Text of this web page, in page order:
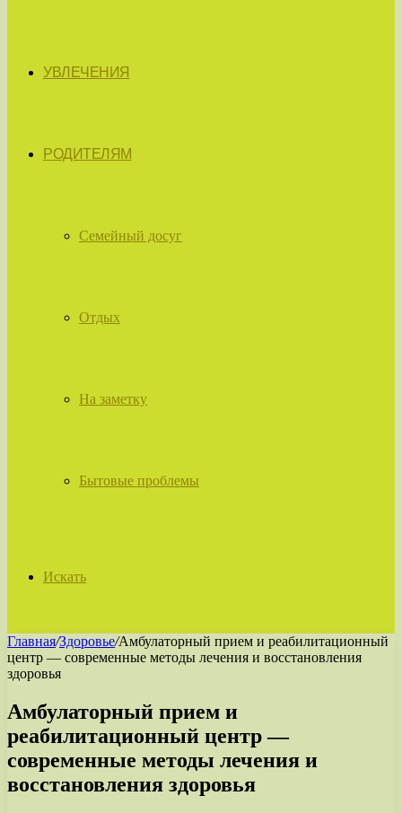
УВЛЕЧЕНИЯ
РОДИТЕЛЯМ
Семейный досуг
Отдых
На заметку
Бытовые проблемы
Искать
Главная/Здоровье/Амбулаторный прием и реабилитационный
центр — современные методы лечения и восстановления
здоровья
Амбулаторный прием и
реабилитационный центр —
современные методы лечения и
восстановления здоровья